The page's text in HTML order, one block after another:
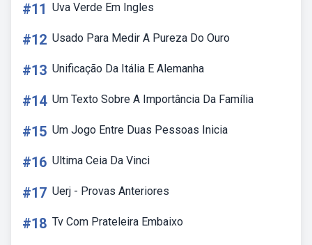
#11 Uva Verde Em Ingles
#12 Usado Para Medir A Pureza Do Ouro
#13 Unificação Da Itália E Alemanha
#14 Um Texto Sobre A Importância Da Família
#15 Um Jogo Entre Duas Pessoas Inicia
#16 Ultima Ceia Da Vinci
#17 Uerj - Provas Anteriores
#18 Tv Com Prateleira Embaixo